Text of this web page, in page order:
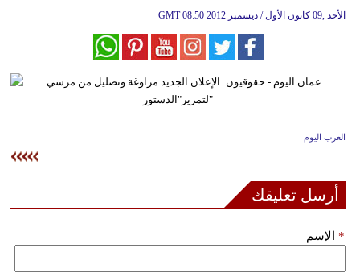
سياحة
ديكور
GMT 08:50 2012 الأحد ,09 كانون الأول / ديسمبر
العرب اليوم
أرسل تعليقك
الإسم *